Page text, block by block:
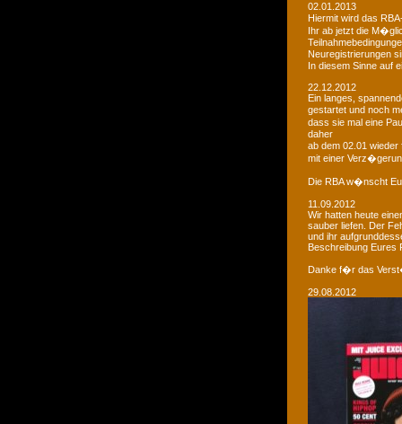
02.01.2013
Hiermit wird das
Ihr ab jetzt die
Neuregistrierungen
In diesem Sinne auf
22.12.2012
Ein langes,
gestartet und noch
dass sie mal eine
daher
ab dem 02.01
mit einer
Die RBA w�nscht
11.09.2012
Wir hatten heute
sauber liefen. Der
und ihr
Beschreibung Eures
Danke f�r das
29.08.2012